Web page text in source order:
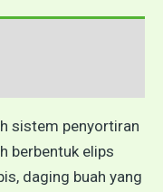
sistem penyortiran
berbentuk elips
daging buah yang